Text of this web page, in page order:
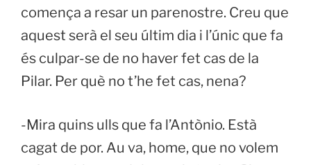
comença a resar un parenostre. Creu que
aquest serà el seu últim dia i l’únic que fa
és culpar-se de no haver fet cas de la
Pilar. Per què no t’he fet cas, nena?
-Mira quins ulls que fa l’Antònio. Està
cagat de por. Au va, home, que no volem